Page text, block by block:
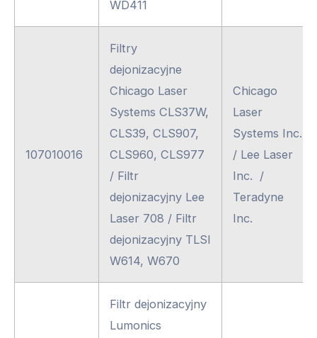
WD411
107010016
Filtry
dejonizacyjne
Chicago Laser
Systems CLS37W,
CLS39, CLS907,
CLS960, CLS977
/ Filtr
dejonizacyjny Lee
Laser 708 / Filtr
dejonizacyjny TLSI
W614, W670
Chicago
Laser
Systems Inc.
/ Lee Laser
Inc. /
Teradyne
Inc.
Filtr dejonizacyjny
Lumonics